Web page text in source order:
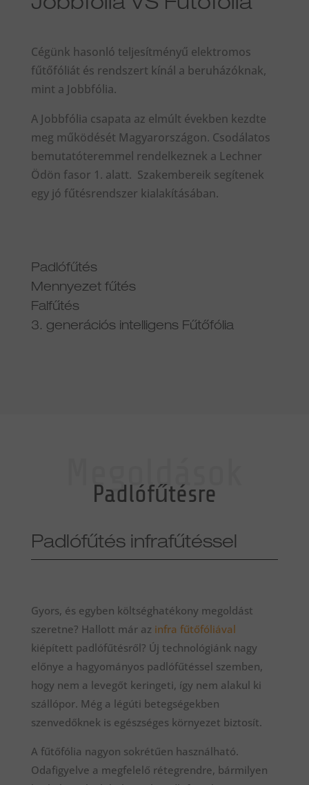
Jobbfólia VS Fűtőfólia
Cégünk hasonló teljesítményű elektromos
fűtőfóliát és rendszert kínál a beruházóknak,
mint a Jobbfólia.
A Jobbfólia csapata az elmúlt években kezdte
meg működését Magyarországon. Csodálatos
bemutatóteremmel rendelkeznek a Lechner
Ödön fasor 1. alatt. Szakembereik segítenek
egy jó fűtésrendszer kialakításában.
Padlófűtés
Mennyezet fűtés
Falfűtés
3. generációs intelligens Fűtőfólia
Megoldások
Padlófűtésre
Padlófűtés infrafűtéssel
Gyors, és egyben költséghatékony megoldást
szeretne? Hallott már az infra fűtőfóliával
kiépített padlófűtésről? Új technológiánk nagy
előnye a hagyományos padlófűtéssel szemben,
hogy nem a levegőt keringeti, így nem alakul ki
szállópor. Még a légúti betegségekben
szenvedőknek is egészséges környezet biztosít.
A fűtőfólia nagyon sokrétűen használható.
Odafigyelve a megfelelő rétegrendre, bármilyen